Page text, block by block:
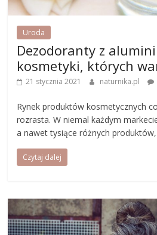
Uroda
Dezodoranty z
kosmetyki, których
21 stycznia 2021 naturnika.pl
Rynek produktów kosmetycznych
rozrasta. W niemal każdym
a nawet tysiące różnych
Czytaj dalej